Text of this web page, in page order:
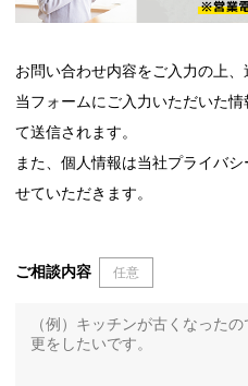
お問い合わせ内容をご入力の上、
当フォームにご入力いただいた
て送信されます。
また、個人情報は当社プライバ
せていただきます。
ご相談内容 任意